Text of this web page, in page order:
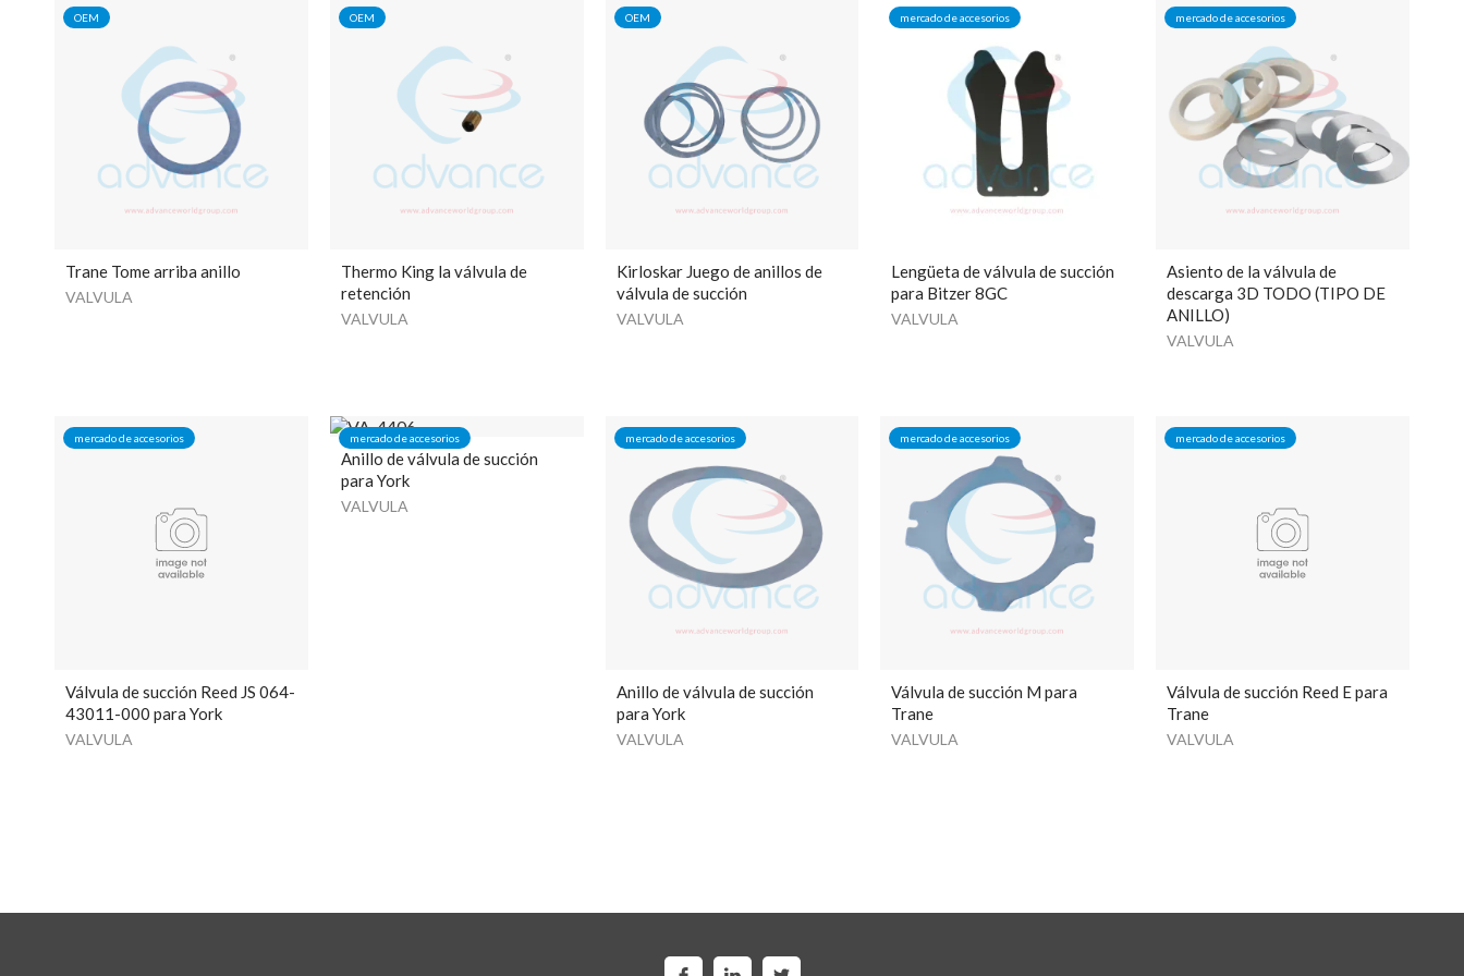
OEM
Trane Tome arriba anillo
VALVULA
OEM
Thermo King la válvula de
retención
VALVULA
OEM
Kirloskar Juego de anillos de
válvula de succión
VALVULA
mercado de accesorios
Lengüeta de válvula de succión
para Bitzer 8GC
VALVULA
mercado de accesorios
Asiento de la válvula de
descarga 3D TODO (TIPO DE
ANILLO)
VALVULA
mercado de accesorios
Válvula de succión Reed JS 064-
43011-000 para York
VALVULA
mercado de accesorios
Anillo de válvula de succión
para York
VALVULA
mercado de accesorios
Anillo de válvula de succión
para York
VALVULA
mercado de accesorios
Válvula de succión M para
Trane
VALVULA
mercado de accesorios
Válvula de succión Reed E para
Trane
VALVULA